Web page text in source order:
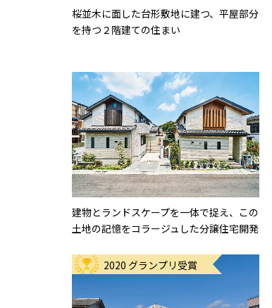
桜並木に面した台形敷地に建つ、平屋部分
を持つ２階建ての住まい
建物とランドスケープを一体で捉え、この
土地の記憶をコラージュした分譲住宅開発
2020 グランプリ受賞